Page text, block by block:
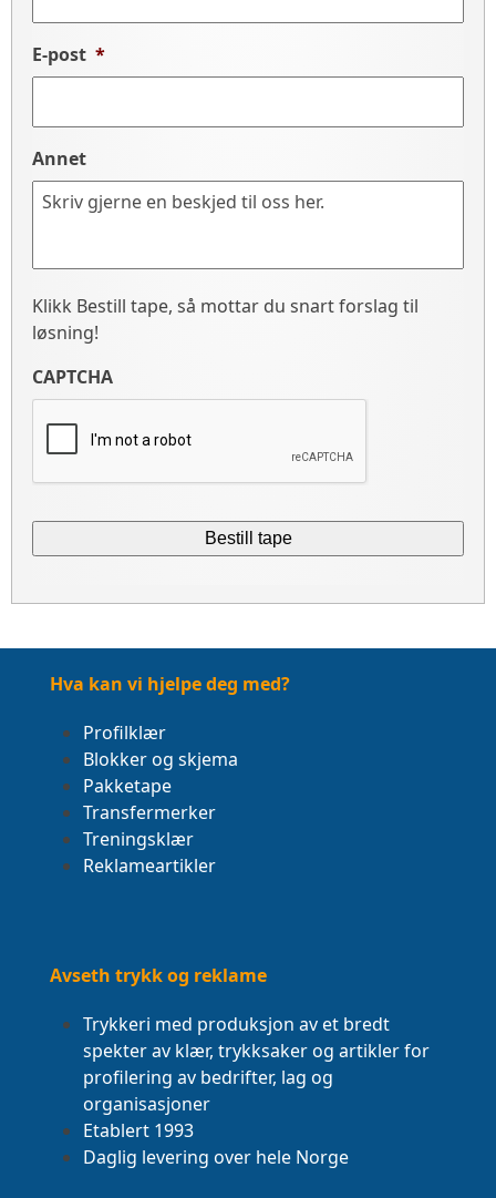
E-post *
Annet
Klikk Bestill tape, så mottar du snart forslag til
løsning!
CAPTCHA
Hva kan vi hjelpe deg med?
Profilklær
Blokker og skjema
Pakketape
Transfermerker
Treningsklær
Reklameartikler
Avseth trykk og reklame
Trykkeri med produksjon av et bredt
spekter av klær, trykksaker og artikler for
profilering av bedrifter, lag og
organisasjoner
Etablert 1993
Daglig levering over hele Norge